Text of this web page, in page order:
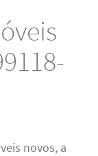
novos, a